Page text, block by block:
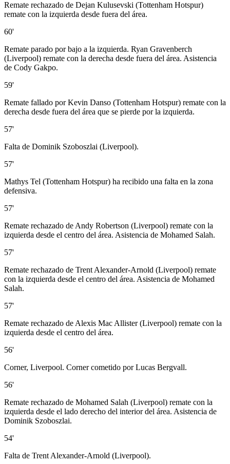
Remate rechazado de Dejan Kulusevski (Tottenham Hotspur)
remate con la izquierda desde fuera del área.
60'
Remate parado por bajo a la izquierda. Ryan Gravenberch
(Liverpool) remate con la derecha desde fuera del área. Asistencia
de Cody Gakpo.
59'
Remate fallado por Kevin Danso (Tottenham Hotspur) remate con la
derecha desde fuera del área que se pierde por la izquierda.
57'
Falta de Dominik Szoboszlai (Liverpool).
57'
Mathys Tel (Tottenham Hotspur) ha recibido una falta en la zona
defensiva.
57'
Remate rechazado de Andy Robertson (Liverpool) remate con la
izquierda desde el centro del área. Asistencia de Mohamed Salah.
57'
Remate rechazado de Trent Alexander-Arnold (Liverpool) remate
con la izquierda desde el centro del área. Asistencia de Mohamed
Salah.
57'
Remate rechazado de Alexis Mac Allister (Liverpool) remate con la
izquierda desde el centro del área.
56'
Corner, Liverpool. Corner cometido por Lucas Bergvall.
56'
Remate rechazado de Mohamed Salah (Liverpool) remate con la
izquierda desde el lado derecho del interior del área. Asistencia de
Dominik Szoboszlai.
54'
Falta de Trent Alexander-Arnold (Liverpool).